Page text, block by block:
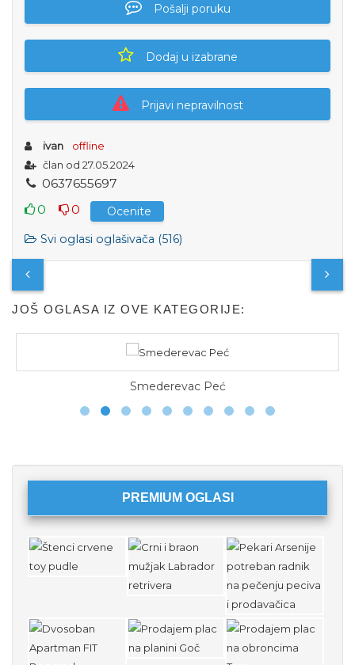
Pošalji poruku
Dodaj u izabrane
Prijavi nepravilnost
ivan
offline
član od 27.05.2024
0637655697
0
0
Ocenite
Svi oglasi oglašivača (516)
JOŠ OGLASA IZ OVE KATEGORIJE:
Smederevac Peć
PREMIUM OGLASI